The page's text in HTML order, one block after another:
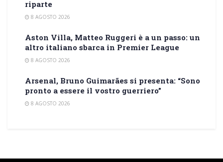
riparte
8 AGOSTO 2026
Aston Villa, Matteo Ruggeri è a un passo: un
altro italiano sbarca in Premier League
8 AGOSTO 2026
Arsenal, Bruno Guimarães si presenta: “Sono
pronto a essere il vostro guerriero”
8 AGOSTO 2026